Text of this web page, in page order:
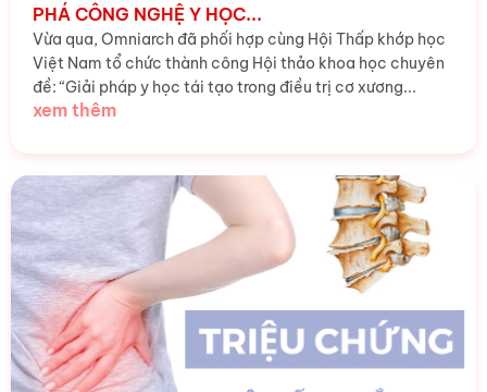
PHÁ CÔNG NGHỆ Y HỌC...
Vừa qua, Omniarch đã phối hợp cùng Hội Thấp khớp học
Việt Nam tổ chức thành công Hội thảo khoa học chuyên
đề: “Giải pháp y học tái tạo trong điều trị cơ xương...
xem thêm